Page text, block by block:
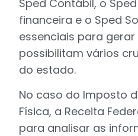
Sped Contábil, o
financeira e o Sped
essenciais para
possibilitam vários
do estado.
No caso do Imposto
Física, a Receita
para analisar as